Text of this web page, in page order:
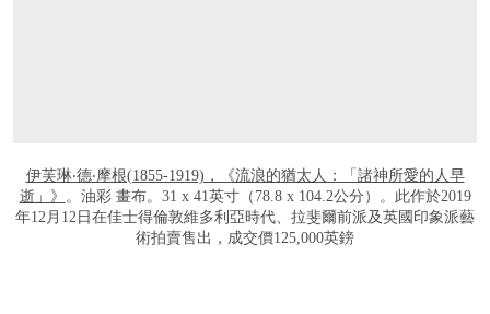
伊芙琳‧德‧摩根(1855-1919)，《流浪的猶太人：「諸神所愛的人早
逝」》
。油彩 畫布。31 x 41英寸（78.8 x 104.2公分）。此作於2019
年12月12日在佳士得倫敦維多利亞時代、拉斐爾前派及英國印象派藝
術拍賣售出，成交價125,000英鎊